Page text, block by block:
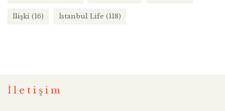
İlişki (16) İstanbul Life (118)
İletişim